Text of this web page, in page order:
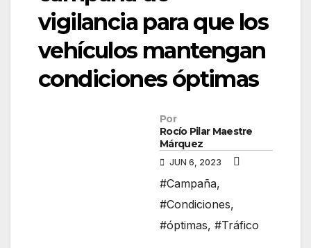
vigilancia para que los
vehículos mantengan
condiciones óptimas
Por
Rocío Pilar Maestre
Márquez
JUN 6, 2023
#Campaña,
#Condiciones,
#óptimas, #Tráfico